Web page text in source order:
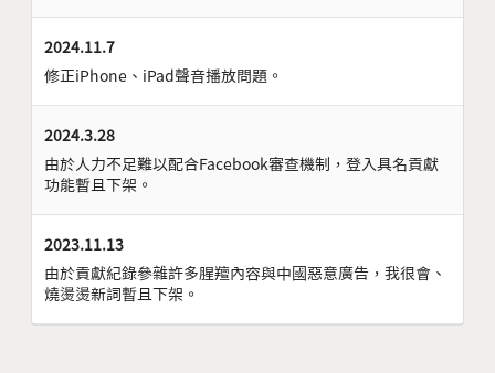
2024.11.7
修正iPhone、iPad聲音播放問題。
2024.3.28
由於人力不足難以配合Facebook審查機制，登入具名貢獻
功能暫且下架。
2023.11.13
由於貢獻紀錄參雜許多腥羶內容與中國惡意廣告，我很會、
燒燙燙新詞暫且下架。